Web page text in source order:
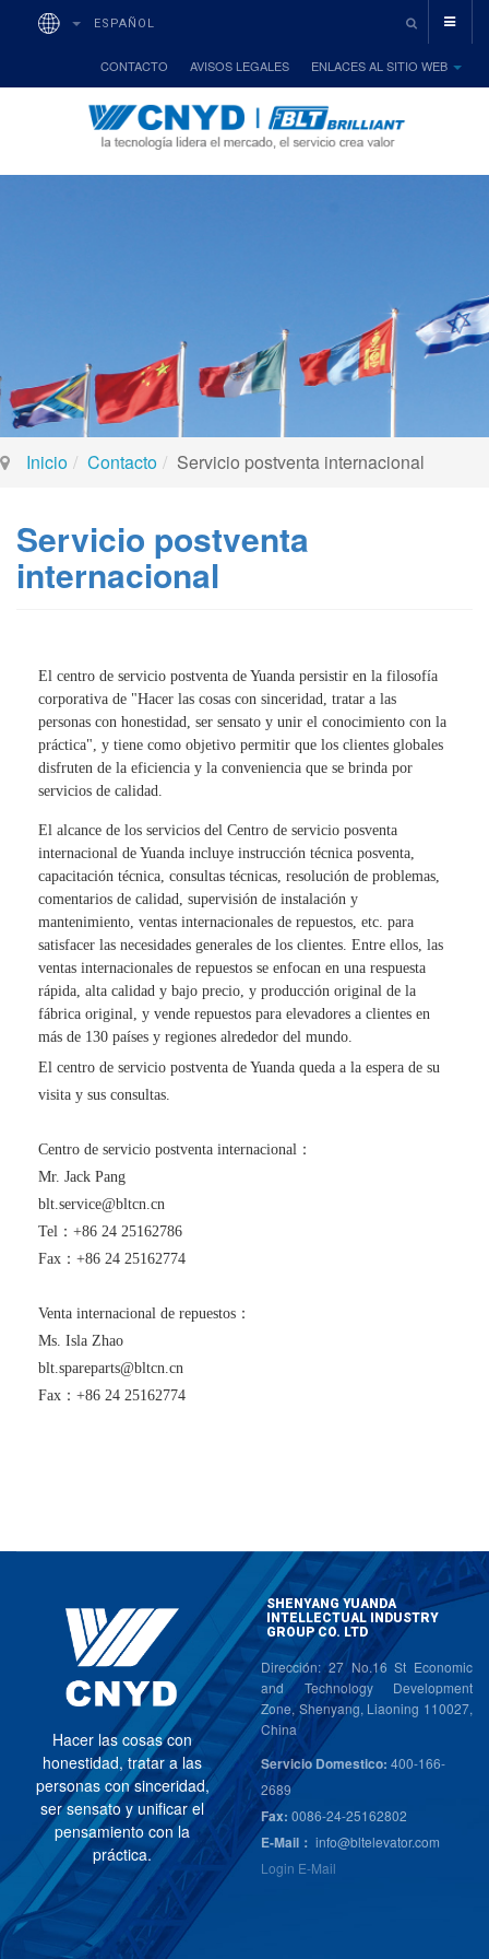
ESPAÑOL
CONTACTO AVISOS LEGALES ENLACES AL SITIO WEB
Inicio Contacto Servicio postventa internacional
Servicio postventa
internacional
El centro de servicio postventa de Yuanda persistir en la filosofía
corporativa de "Hacer las cosas con sinceridad, tratar a las
personas con honestidad, ser sensato y unir el conocimiento con la
práctica", y tiene como objetivo permitir que los clientes globales
disfruten de la eficiencia y la conveniencia que se brinda por
servicios de calidad.
El alcance de los servicios del Centro de servicio posventa
internacional de Yuanda incluye instrucción técnica posventa,
capacitación técnica, consultas técnicas, resolución de problemas,
comentarios de calidad, supervisión de instalación y
mantenimiento, ventas internacionales de repuestos, etc. para
satisfacer las necesidades generales de los clientes. Entre ellos, las
ventas internacionales de repuestos se enfocan en una respuesta
rápida, alta calidad y bajo precio, y producción original de la
fábrica original, y vende repuestos para elevadores a clientes en
más de 130 países y regiones alrededor del mundo.
El centro de servicio postventa de Yuanda queda a la espera de su
visita y sus consultas.
Centro de servicio postventa internacional：
Mr. Jack Pang
blt.service@bltcn.cn
Tel：+86 24 25162786
Fax：+86 24 25162774
Venta internacional de repuestos：
Ms. Isla Zhao
blt.spareparts@bltcn.cn
Fax：+86 24 25162774
Hacer las cosas con
honestidad, tratar a las
personas con sinceridad,
ser sensato y unificar el
pensamiento con la
práctica.
SHENYANG YUANDA
INTELLECTUAL INDUSTRY
GROUP CO. LTD
Dirección: 27 No.16 St Economic
and Technology Development
Zone, Shenyang, Liaoning 110027,
China
Servicio Domestico: 400-166-
2689
Fax: 0086-24-25162802
E-Mail： info@bltelevator.com
Login E-Mail